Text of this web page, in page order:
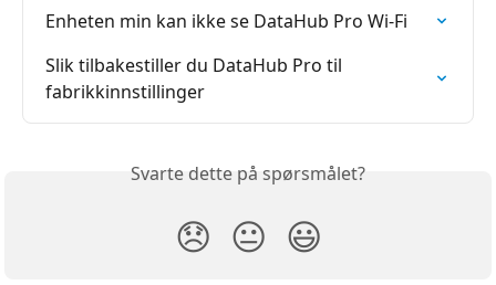
Enheten min kan ikke se DataHub Pro Wi-Fi
Slik tilbakestiller du DataHub Pro til
fabrikkinnstillinger
Svarte dette på spørsmålet?
😞 😐 😃